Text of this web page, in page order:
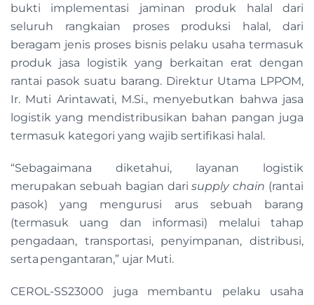
bukti implementasi jaminan produk halal dari
seluruh rangkaian proses produksi halal, dari
beragam jenis proses bisnis pelaku usaha termasuk
produk jasa logistik yang berkaitan erat dengan
rantai pasok suatu barang. Direktur Utama LPPOM,
Ir. Muti Arintawati, M.Si., menyebutkan bahwa jasa
logistik yang mendistribusikan bahan pangan juga
termasuk kategori yang wajib sertifikasi halal.
“Sebagaimana diketahui, layanan logistik
merupakan sebuah bagian darisupply chain (rantai
pasok) yang mengurusi arus sebuah barang
(termasuk uang dan informasi) melalui tahap
pengadaan, transportasi, penyimpanan, distribusi,
serta pengantaran,” ujar Muti.
CEROL-SS23000 juga membantu pelaku usaha